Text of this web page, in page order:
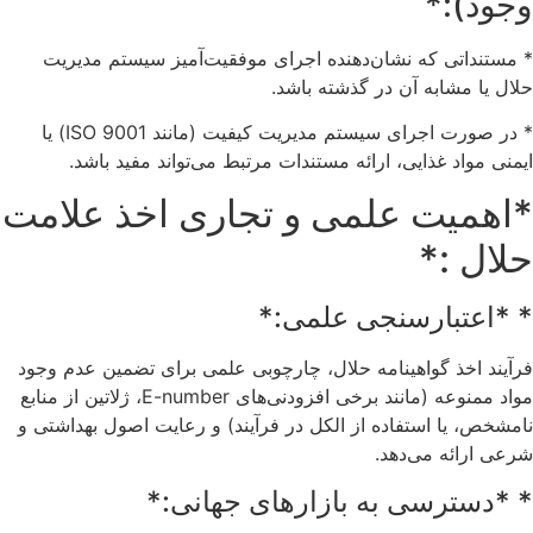
* مستنداتی که نشان‌دهنده اجرای موفقیت‌آمیز سیستم مدیریت
حلال یا مشابه آن در گذشته باشد.
* در صورت اجرای سیستم مدیریت کیفیت (مانند ISO 9001) یا
ایمنی مواد غذایی، ارائه مستندات مرتبط می‌تواند مفید باشد.
*اهمیت علمی و تجاری اخذ علامت
حلال :*
* *اعتبارسنجی علمی:*
فرآیند اخذ گواهینامه حلال، چارچوبی علمی برای تضمین عدم وجود
مواد ممنوعه (مانند برخی افزودنی‌های E-number، ژلاتین از منابع
نامشخص، یا استفاده از الکل در فرآیند) و رعایت اصول بهداشتی و
شرعی ارائه می‌دهد.
* *دسترسی به بازارهای جهانی:*